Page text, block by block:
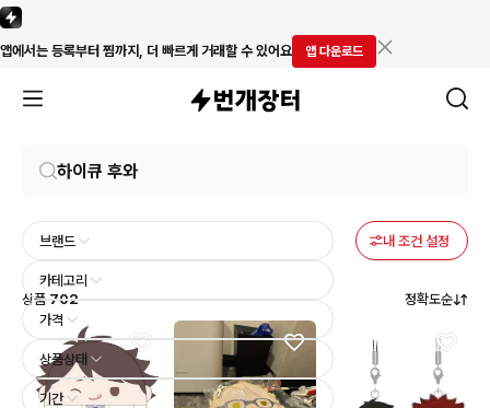
앱에서는 등록부터 찜까지, 더 빠르게 거래할 수 있어요 앱 다운로드
브랜드
카테고리
가격
상품상태
기간
상품 702 정확도순